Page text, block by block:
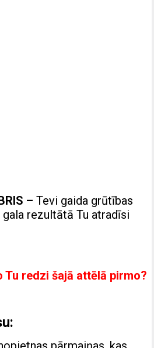
–Tevi gaida grūtības
rezultātā Tu atradīsi
Tu redzi šajā attēlā pirmo?